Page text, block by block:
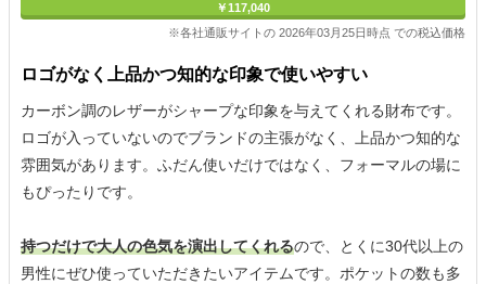
￥117,040
※各社通販サイトの 2026年03月25日時点 での税込価格
ロゴがなく上品かつ知的な印象で使いやすい
カーボン調のレザーがシャープな印象を与えてくれる財布です。
ロゴが入っていないのでブランドの主張がなく、上品かつ知的な
雰囲気があります。ふだん使いだけではなく、フォーマルの場に
もぴったりです。
持つだけで大人の色気を演出してくれるので、とくに30代以上の
男性にぜひ使っていただきたいアイテムです。ポケットの数も多